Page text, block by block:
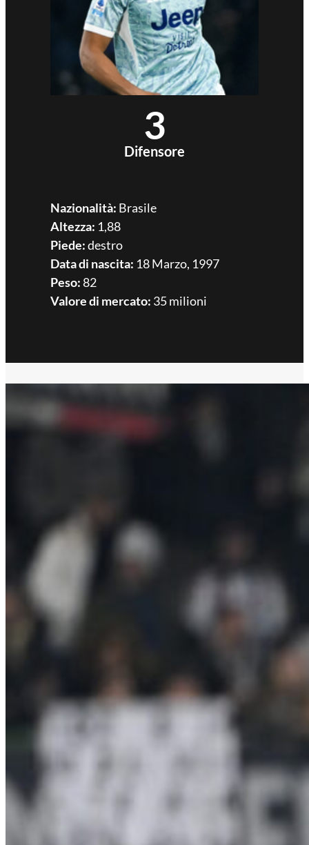
3
Difensore
Nazionalità: Brasile
Altezza: 1,88
Piede:destro
Data di nascita: 18 Marzo, 1997
Peso:82
Valore di mercato: 35 milioni